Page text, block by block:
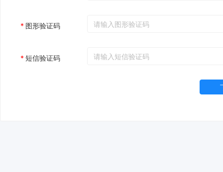
* 图形验证码
* 短信验证码